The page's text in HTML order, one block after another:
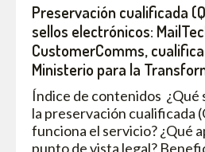
Preservación cualificada
sellos electrónicos:
CustomerComms,
Ministerio para la
Índice de contenidos ¿Qué
la preservación cualificada
funciona el servicio? ¿Qué
punto de vista legal?